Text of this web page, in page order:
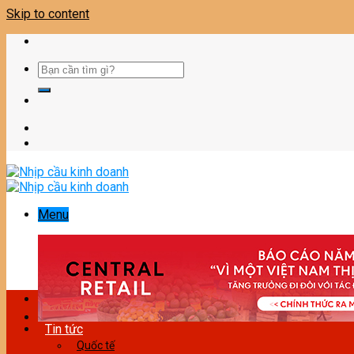
Skip to content
Menu
Tin tức
Quốc tế